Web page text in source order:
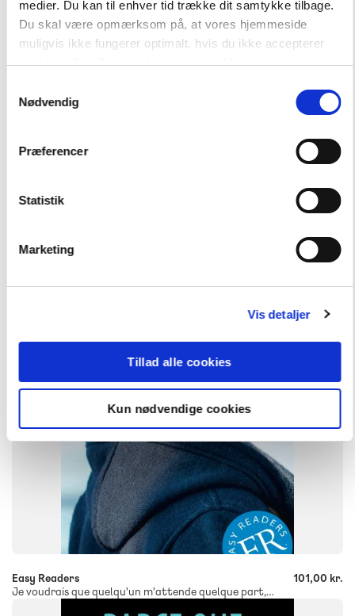
medier. Du kan til enhver tid trække dit samtykke tilbage.
Du skal være opmærksom på, at vores hjemmeside
muligvis ikke fungerer optimalt, hvis du ikke accepterer
cookies eller tilbagetrækker et samtykke.
Nødvendig
Præferencer
Statistik
Marketing
Vis detaljer
Tillad alle cookies
Kun nødvendige cookies
Andre har også købt
FORMAT
+
Easy Readers
Je voudrais que quelqu'un m'attende quelque part, ER B
101,00 kr.